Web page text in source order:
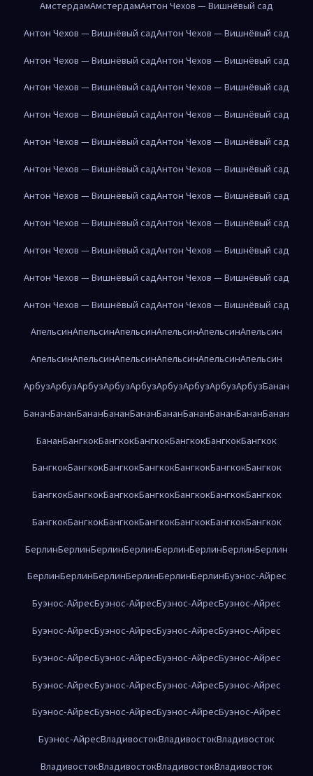
АмстердамАмстердамАнтон Чехов — Вишнёвый сад
Антон Чехов — Вишнёвый садАнтон Чехов — Вишнёвый сад
Антон Чехов — Вишнёвый садАнтон Чехов — Вишнёвый сад
Антон Чехов — Вишнёвый садАнтон Чехов — Вишнёвый сад
Антон Чехов — Вишнёвый садАнтон Чехов — Вишнёвый сад
Антон Чехов — Вишнёвый садАнтон Чехов — Вишнёвый сад
Антон Чехов — Вишнёвый садАнтон Чехов — Вишнёвый сад
Антон Чехов — Вишнёвый садАнтон Чехов — Вишнёвый сад
Антон Чехов — Вишнёвый садАнтон Чехов — Вишнёвый сад
Антон Чехов — Вишнёвый садАнтон Чехов — Вишнёвый сад
Антон Чехов — Вишнёвый садАнтон Чехов — Вишнёвый сад
Антон Чехов — Вишнёвый садАнтон Чехов — Вишнёвый сад
АпельсинАпельсинАпельсинАпельсинАпельсинАпельсин
АпельсинАпельсинАпельсинАпельсинАпельсинАпельсин
АрбузАрбузАрбузАрбузАрбузАрбузАрбузАрбузАрбузБанан
БананБананБананБананБананБананБананБананБананБанан
БананБангкокБангкокБангкокБангкокБангкокБангкок
БангкокБангкокБангкокБангкокБангкокБангкокБангкок
БангкокБангкокБангкокБангкокБангкокБангкокБангкок
БангкокБангкокБангкокБангкокБангкокБангкокБангкок
БерлинБерлинБерлинБерлинБерлинБерлинБерлинБерлин
БерлинБерлинБерлинБерлинБерлинБерлинБуэнос-Айрес
Буэнос-АйресБуэнос-АйресБуэнос-АйресБуэнос-Айрес
Буэнос-АйресБуэнос-АйресБуэнос-АйресБуэнос-Айрес
Буэнос-АйресБуэнос-АйресБуэнос-АйресБуэнос-Айрес
Буэнос-АйресБуэнос-АйресБуэнос-АйресБуэнос-Айрес
Буэнос-АйресБуэнос-АйресБуэнос-АйресБуэнос-Айрес
Буэнос-АйресВладивостокВладивостокВладивосток
ВладивостокВладивостокВладивостокВладивосток